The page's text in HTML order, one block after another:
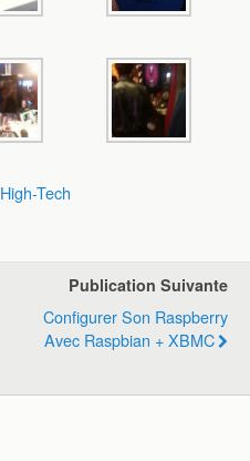
High-Tech
Publication Suivante
Configurer Son Raspberry
Avec Raspbian + XBMC